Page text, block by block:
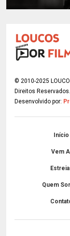
© 2010-2025
Direitos Reservados.
Desenvolvido por:
Início
Vem
Quem